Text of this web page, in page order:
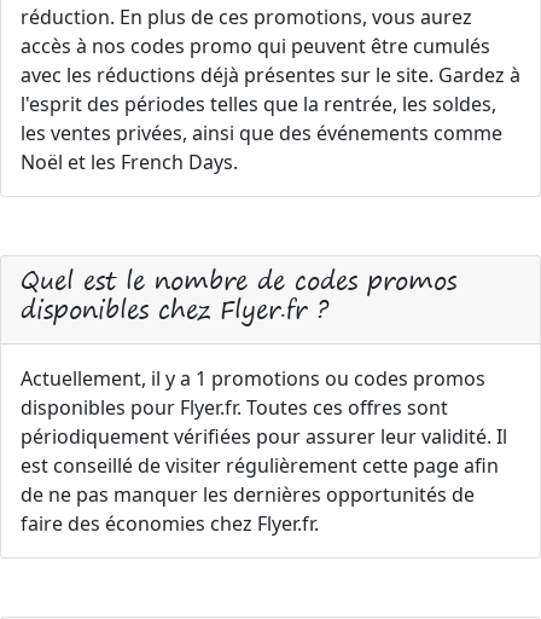
réduction. En plus de ces promotions, vous aurez
accès à nos codes promo qui peuvent être cumulés
avec les réductions déjà présentes sur le site. Gardez à
l'esprit des périodes telles que la rentrée, les soldes,
les ventes privées, ainsi que des événements comme
Noël et les French Days.
Quel est le nombre de codes promos
disponibles chez Flyer.fr ?
Actuellement, il y a 1 promotions ou codes promos
disponibles pour Flyer.fr. Toutes ces offres sont
périodiquement vérifiées pour assurer leur validité. Il
est conseillé de visiter régulièrement cette page afin
de ne pas manquer les dernières opportunités de
faire des économies chez Flyer.fr.